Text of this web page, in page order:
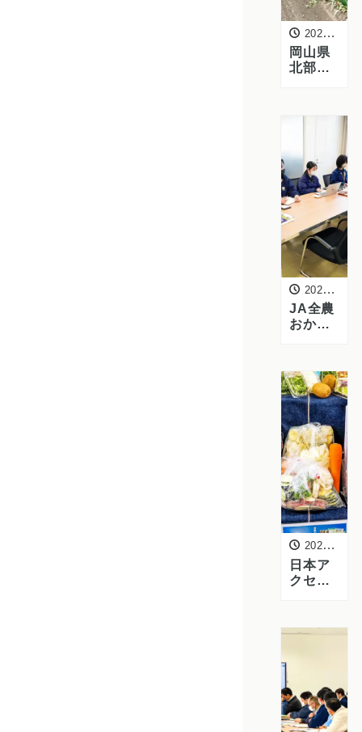
2026年3月25日
岡山県
北部ブ
レーシ
ねぎ圃
場を訪
問しま
した
2026年3月16日
JA全農
おかや
来社 ー
岡山県
産野菜
の活用
と加工
提案に
ついて
意見交
換
2026年3月13日
日本ア
クセス
会に出